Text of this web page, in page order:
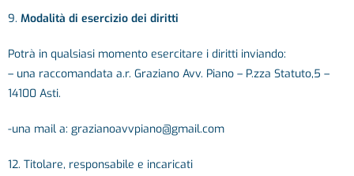
9. Modalità di esercizio dei diritti
Potrà in qualsiasi momento esercitare i diritti inviando:
– una raccomandata a.r. Graziano Avv. Piano – P.zza Statuto,5 –
14100 Asti.
-una mail a: grazianoavvpiano@gmail.com
12. Titolare, responsabile e incaricati